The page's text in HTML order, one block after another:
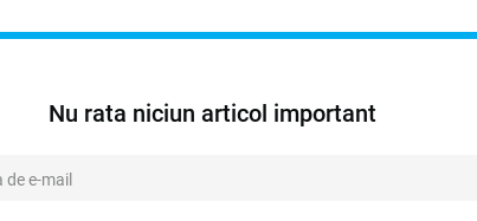
Nu rata niciun articol important